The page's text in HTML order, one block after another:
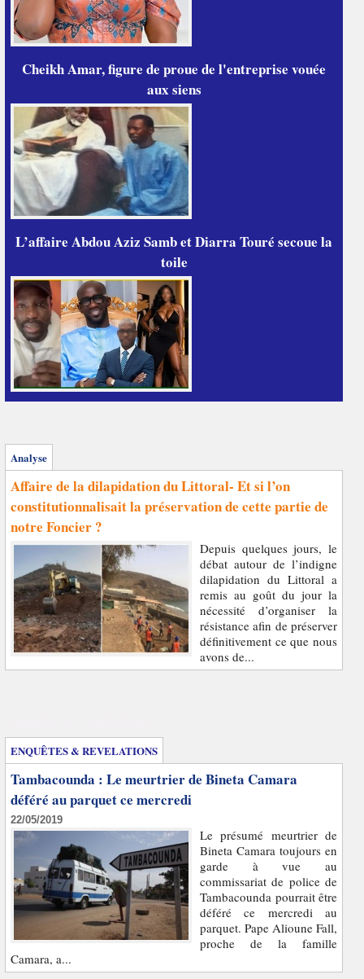
Cheikh Amar, figure de proue de l'entreprise vouée
aux siens
L’affaire Abdou Aziz Samb et Diarra Touré secoue la
toile
Analyse
Affaire de la dilapidation du Littoral- Et si l’on
constitutionnalisait la préservation de cette partie de
notre Foncier ?
Depuis quelques jours, le
débat autour de l’indigne
dilapidation du Littoral a
remis au goût du jour la
nécessité d’organiser la
résistance afin de préserver
définitivement ce que nous
avons de...
ENQUÊTES & REVELATIONS
Tambacounda : Le meurtrier de Bineta Camara
déféré au parquet ce mercredi
22/05/2019
Le présumé meurtrier de
Bineta Camara toujours en
garde à vue au
commissariat de police de
Tambacounda pourrait être
déféré ce mercredi au
parquet. Pape Alioune Fall,
proche de la famille
Camara, a...